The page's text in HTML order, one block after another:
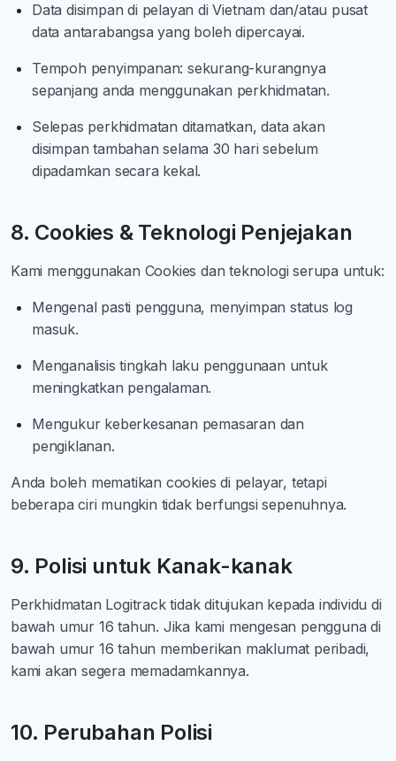
Data disimpan di pelayan di Vietnam dan/atau pusat
data antarabangsa yang boleh dipercayai.
Tempoh penyimpanan: sekurang-kurangnya
sepanjang anda menggunakan perkhidmatan.
Selepas perkhidmatan ditamatkan, data akan
disimpan tambahan selama 30 hari sebelum
dipadamkan secara kekal.
8. Cookies & Teknologi Penjejakan
Kami menggunakan Cookies dan teknologi serupa untuk:
Mengenal pasti pengguna, menyimpan status log
masuk.
Menganalisis tingkah laku penggunaan untuk
meningkatkan pengalaman.
Mengukur keberkesanan pemasaran dan
pengiklanan.
Anda boleh mematikan cookies di pelayar, tetapi
beberapa ciri mungkin tidak berfungsi sepenuhnya.
9. Polisi untuk Kanak-kanak
Perkhidmatan Logitrack tidak ditujukan kepada individu di
bawah umur 16 tahun. Jika kami mengesan pengguna di
bawah umur 16 tahun memberikan maklumat peribadi,
kami akan segera memadamkannya.
10. Perubahan Polisi